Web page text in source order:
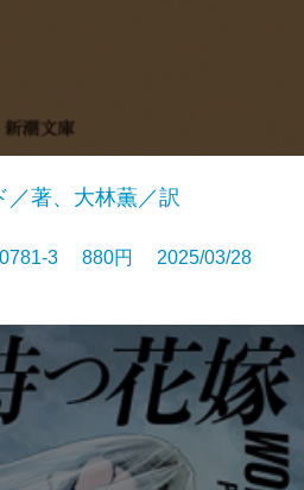
／著、大林薫／訳
3 880円 2025/03/28